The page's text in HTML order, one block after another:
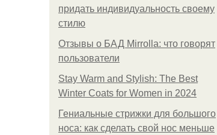
придать индивидуальность своему
стилю
Отзывы о БАД Mirrolla: что говорят
пользователи
Stay Warm and Stylish: The Best
Winter Coats for Women in 2024
Гениальные стрижки для большого
носа: как сделать свой нос меньше